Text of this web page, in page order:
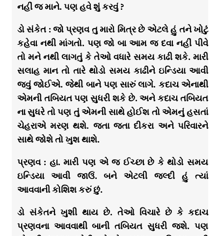
નહીં જ માને. પણ હવે શું કરવું ?
ડો સંકેત : જો પ્રણવ તુ મારો મિત્ર છે એટલે હું તને ખોટું
કહેવા નથી માંગતો. પણ જો બા આમ જ દવા નહીં પીવે
તો મને નથી લાગતું કે તેઓ વધારે સમય કાઢી શકે. મારી
સલાહ માન તો તારે થોડો સમય કાઢીને ઇન્ડિયા આવી
જવું જોઈએ. જેથી બાને પણ સારું લાગે. કદાચ એનાથી
એમની તબિયત પણ સુધરી શકે છે. અને કદાચ તબિયત
ના સુધરે તો પણ તું એમની સાથે હોઈશ તો એમનું હસતાં
ચેહરાએ મરણ થશે. જતા જતા દીકરા અને પરિવારને
સાથે જોશે તો ખુશ થાશે.
પ્રણવ : હા. મારી પણ એ જ ઈચ્છા છે કે થોડો સમય
ઇન્ડિયા આવી જાઉં. બને એટલી જલ્દી હું ત્યાં
આવવાની કોશિશ કરું છું.
ડો સંકેતને ખુશી થાય છે. તેઓ વિચારે છે કે કદાચ
પ્રણવના આવવાથી બાની તબિયત સુધરી જશે. પણ